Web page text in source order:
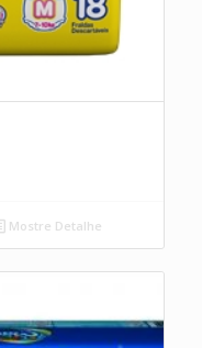
Mostre Detalhe